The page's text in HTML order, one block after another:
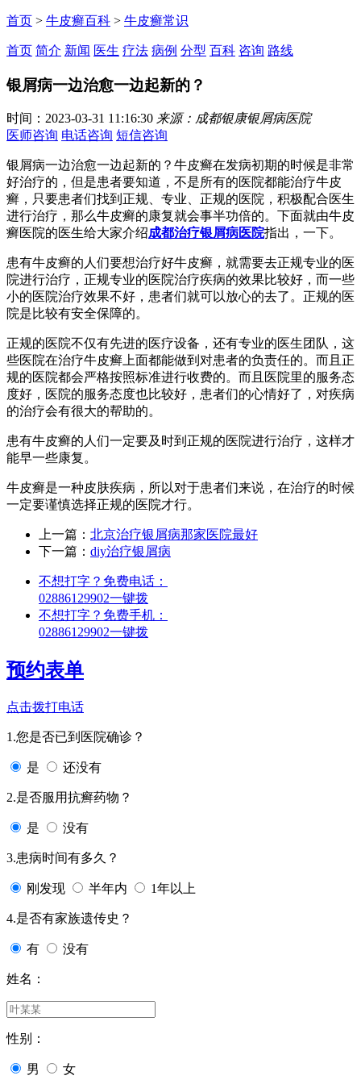
首页 > 牛皮癣百科 > 牛皮癣常识
首页 简介 新闻 医生 疗法 病例 分型 百科 咨询 路线
银屑病一边治愈一边起新的？
时间：2023-03-31 11:16:30 来源：成都银康银屑病医院
医师咨询 电话咨询 短信咨询
银屑病一边治愈一边起新的？牛皮癣在发病初期的时候是非常
好治疗的，但是患者要知道，不是所有的医院都能治疗牛皮
癣，只要患者们找到正规、专业、正规的医院，积极配合医生
进行治疗，那么牛皮癣的康复就会事半功倍的。下面就由牛皮
癣医院的医生给大家介绍成都治疗银屑病医院指出，一下。
患有牛皮癣的人们要想治疗好牛皮癣，就需要去正规专业的医
院进行治疗，正规专业的医院治疗疾病的效果比较好，而一些
小的医院治疗效果不好，患者们就可以放心的去了。正规的医
院是比较有安全保障的。
正规的医院不仅有先进的医疗设备，还有专业的医生团队，这
些医院在治疗牛皮癣上面都能做到对患者的负责任的。而且正
规的医院都会严格按照标准进行收费的。而且医院里的服务态
度好，医院的服务态度也比较好，患者们的心情好了，对疾病
的治疗会有很大的帮助的。
患有牛皮癣的人们一定要及时到正规的医院进行治疗，这样才
能早一些康复。
牛皮癣是一种皮肤疾病，所以对于患者们来说，在治疗的时候
一定要谨慎选择正规的医院才行。
上一篇： 北京治疗银屑病那家医院最好
下一篇： diy治疗银屑病
不想打字？免费电话：
02886129902一键拨
不想打字？免费手机：
02886129902一键拨
预约表单
点击拨打电话
1.您是否已到医院确诊？
是 还没有
2.是否服用抗癣药物？
是 没有
3.患病时间有多久？
刚发现 半年内 1年以上
4.是否有家族遗传史？
有 没有
姓名：
性别：
男 女